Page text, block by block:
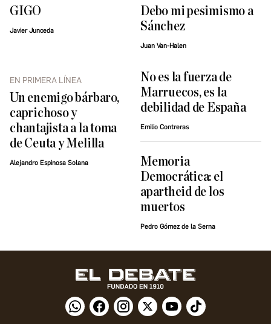
GIGO
Javier Junceda
Debo mi pesimismo a
Sánchez
Juan Van-Halen
EN PRIMERA LÍNEA
Un enemigo bárbaro,
caprichoso y
chantajista a la toma
de Ceuta y Melilla
Alejandro Espinosa Solana
No es la fuerza de
Marruecos, es la
debilidad de España
Emilio Contreras
Memoria
Democrática: el
apartheid de los
muertos
Pedro Gómez de la Serna